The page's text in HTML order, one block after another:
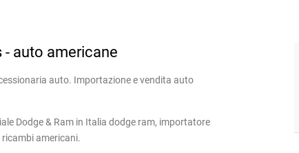
- auto americane
auto. Importazione e vendita auto
Dodge & Ram in Italia dodge ram, importatore
americani.